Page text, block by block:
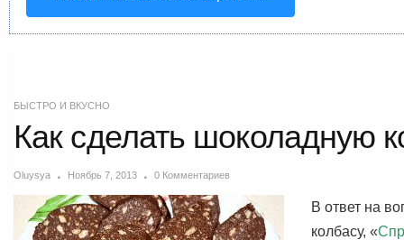
БЫСТРО И ВКУСНО
Как сделать шоколадную
Oluysya Ноябрь 7, 2013 0 Комментариев
В ответ на
колбасу, «